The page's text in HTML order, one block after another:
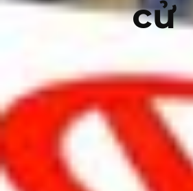
cử